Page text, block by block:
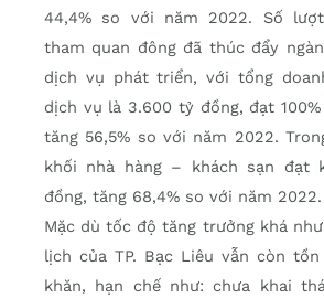
44,4% so với năm 2022. Số
tham quan đông đã thúc đẩy
dịch vụ phát triển, với tổng
dịch vụ là 3.600 tỷ đồng, đạt
tăng 56,5% so với năm 2022.
khối nhà hàng – khách sạn đạt
đồng, tăng 68,4% so với năm 2022.
Mặc dù tốc độ tăng trưởng khá
lịch của TP. Bạc Liêu vẫn còn
khăn, hạn chế như: chưa khai